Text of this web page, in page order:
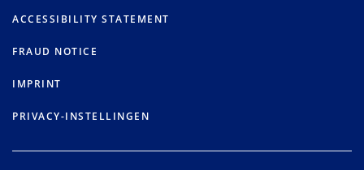
ACCESSIBILITY STATEMENT
FRAUD NOTICE
IMPRINT
PRIVACY-INSTELLINGEN